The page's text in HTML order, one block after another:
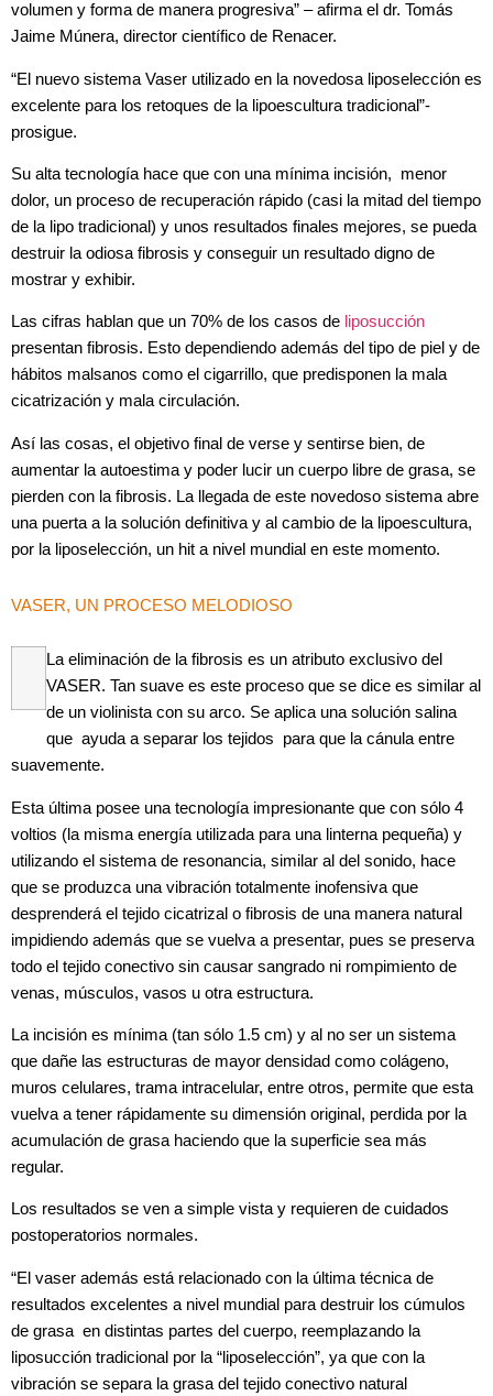
volumen y forma de manera progresiva” – afirma el dr. Tomás
Jaime Múnera, director científico de Renacer.
“El nuevo sistema Vaser utilizado en la novedosa liposelección es
excelente para los retoques de la lipoescultura tradicional”-
prosigue.
Su alta tecnología hace que con una mínima incisión, menor
dolor, un proceso de recuperación rápido (casi la mitad del tiempo
de la lipo tradicional) y unos resultados finales mejores, se pueda
destruir la odiosa fibrosis y conseguir un resultado digno de
mostrar y exhibir.
Las cifras hablan que un 70% de los casos de liposucción
presentan fibrosis. Esto dependiendo además del tipo de piel y de
hábitos malsanos como el cigarrillo, que predisponen la mala
cicatrización y mala circulación.
Así las cosas, el objetivo final de verse y sentirse bien, de
aumentar la autoestima y poder lucir un cuerpo libre de grasa, se
pierden con la fibrosis. La llegada de este novedoso sistema abre
una puerta a la solución definitiva y al cambio de la lipoescultura,
por la liposelección, un hit a nivel mundial en este momento.
VASER, UN PROCESO MELODIOSO
La eliminación de la fibrosis es un atributo exclusivo del
VASER. Tan suave es este proceso que se dice es similar al
de un violinista con su arco. Se aplica una solución salina
que ayuda a separar los tejidos para que la cánula entre
suavemente.
Esta última posee una tecnología impresionante que con sólo 4
voltios (la misma energía utilizada para una linterna pequeña) y
utilizando el sistema de resonancia, similar al del sonido, hace
que se produzca una vibración totalmente inofensiva que
desprenderá el tejido cicatrizal o fibrosis de una manera natural
impidiendo además que se vuelva a presentar, pues se preserva
todo el tejido conectivo sin causar sangrado ni rompimiento de
venas, músculos, vasos u otra estructura.
La incisión es mínima (tan sólo 1.5 cm) y al no ser un sistema
que dañe las estructuras de mayor densidad como colágeno,
muros celulares, trama intracelular, entre otros, permite que esta
vuelva a tener rápidamente su dimensión original, perdida por la
acumulación de grasa haciendo que la superficie sea más
regular.
Los resultados se ven a simple vista y requieren de cuidados
postoperatorios normales.
“El vaser además está relacionado con la última técnica de
resultados excelentes a nivel mundial para destruir los cúmulos
de grasa en distintas partes del cuerpo, reemplazando la
liposucción tradicional por la “liposelección”, ya que con la
vibración se separa la grasa del tejido conectivo natural